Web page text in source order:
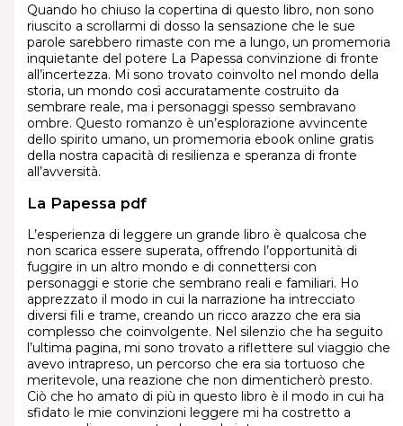
Quando ho chiuso la copertina di questo libro, non sono
riuscito a scrollarmi di dosso la sensazione che le sue
parole sarebbero rimaste con me a lungo, un promemoria
inquietante del potere La Papessa convinzione di fronte
all’incertezza. Mi sono trovato coinvolto nel mondo della
storia, un mondo così accuratamente costruito da
sembrare reale, ma i personaggi spesso sembravano
ombre. Questo romanzo è un’esplorazione avvincente
dello spirito umano, un promemoria ebook online gratis
della nostra capacità di resilienza e speranza di fronte
all’avversità.
La Papessa pdf
L’esperienza di leggere un grande libro è qualcosa che
non scarica essere superata, offrendo l’opportunità di
fuggire in un altro mondo e di connettersi con
personaggi e storie che sembrano reali e familiari. Ho
apprezzato il modo in cui la narrazione ha intrecciato
diversi fili e trame, creando un ricco arazzo che era sia
complesso che coinvolgente. Nel silenzio che ha seguito
l’ultima pagina, mi sono trovato a riflettere sul viaggio che
avevo intrapreso, un percorso che era sia tortuoso che
meritevole, una reazione che non dimenticherò presto.
Ciò che ho amato di più in questo libro è il modo in cui ha
sfidato le mie convinzioni leggere mi ha costretto a